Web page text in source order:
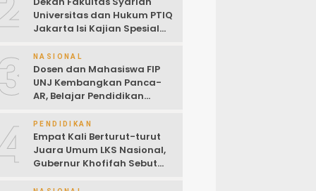
Universitas dan Hukum PTIQ
Jakarta Isi Kajian Spesial
Indonesia di Jepang
NASIONAL
Dosen dan Mahasiswa FIP
UNJ Kembangkan Panca-
AR, Belajar Pendidikan
Augmented Reality
PENDIDIKAN
Empat Kali Berturut-turut
Juara Umum LKS Nasional,
Gubernur Khofifah Sebut